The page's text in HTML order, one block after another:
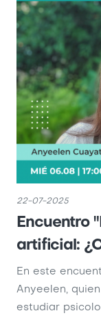
22-07-2025
Encuentro
artificial:
En este
Anyeelen,
estudiar